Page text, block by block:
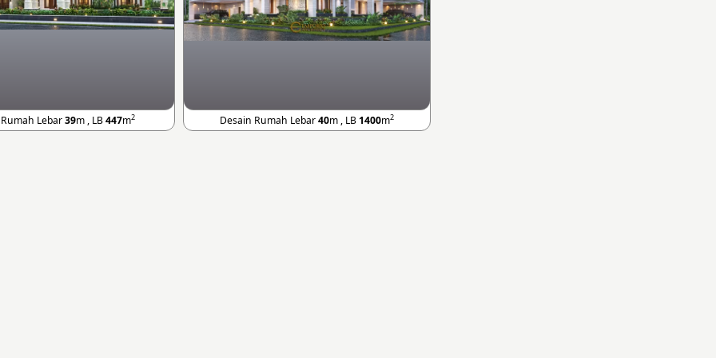
Lebar39m , LB447m2 Desain Rumah Lebar40m , LB 1400m2